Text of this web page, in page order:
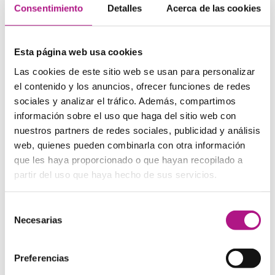
Consentimiento Detalles Acerca de las cookies
Esta página web usa cookies
Las cookies de este sitio web se usan para personalizar
el contenido y los anuncios, ofrecer funciones de redes
sociales y analizar el tráfico. Además, compartimos
información sobre el uso que haga del sitio web con
nuestros partners de redes sociales, publicidad y análisis
web, quienes pueden combinarla con otra información
que les haya proporcionado o que hayan recopilado a
partir del uso que haya hecho de sus servicios.
Necesarias
Preferencias
Un ejemplo:
Headed whale, is the present Cachalot of the French, and
the Pottsfich of the Germans, and the Macrocephalus of
the Long Words. He is, without doubt, the largest
inhabitant of the globe; the most formidable of all whales
to encounter; the most majestic in aspect; and lastly, by
far the most valuable in commerce; he being the only
creature from which that valuable substance, spermaceti,
is obtained.
4)The Silmarillion, J. R. R. Tolkien
lenguaje utilizado como en la densidad del contenido. Solo
apto para grandes fans del mundo de
El señor de los
Fragmento: